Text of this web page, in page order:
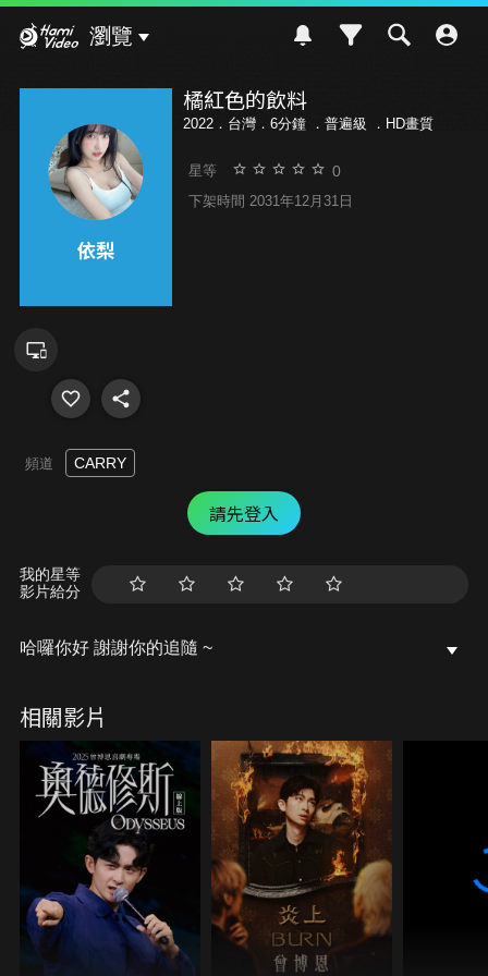
瀏覽
橘紅色的飲料
2022．台灣．6分鐘 ． 普遍級 ．HD畫質
星等 0
下架時間 2031年12月31日
頻道 CARRY
請先登入
我的星等
影片給分
哈囉你好 謝謝你的追隨 ~
相關影片